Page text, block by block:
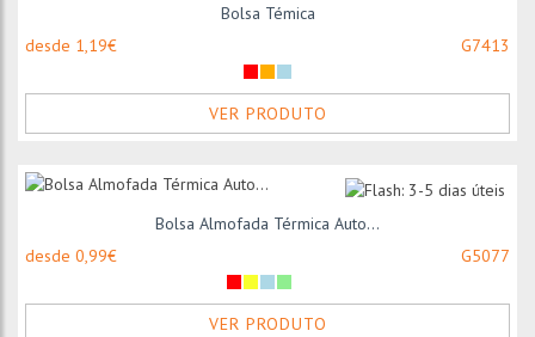
Bolsa Témica
desde 1,19€
G7413
VER PRODUTO
Bolsa Almofada Térmica Auto...
desde 0,99€
G5077
VER PRODUTO